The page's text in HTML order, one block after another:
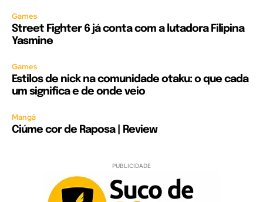
Games
Street Fighter 6 já conta com a lutadora Filipina
Yasmine
Games
Estilos de nick na comunidade otaku: o que cada
um significa e de onde veio
Mangá
Ciúme cor de Raposa | Review
PUBLICIDADE